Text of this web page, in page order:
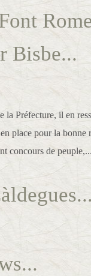
Bisbe...
la Préfecture, il en
place pour la bonne
concours de